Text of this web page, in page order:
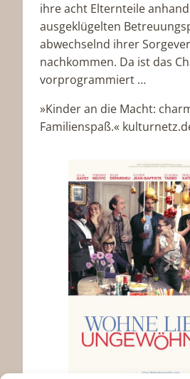
ihre acht Elternteile
ausgeklügelten
abwechselnd ihrer
nachkommen. Da ist das
vorprogrammiert …
»Kinder an die Macht:
Familienspaß.«